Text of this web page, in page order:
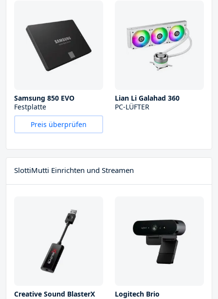
Samsung 850 EVO
Festplatte
Preis überprüfen
Lian Li Galahad 360
PC-LÜFTER
SlottiMutti Einrichten und Streamen
Creative Sound BlasterX
Logitech Brio